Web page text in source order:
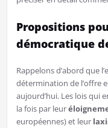
Propositions
démocratique
Rappelons d’abord que
détermination de l’offre
aujourd’hui. Les lois qui
la fois par leur
européennes) et leur